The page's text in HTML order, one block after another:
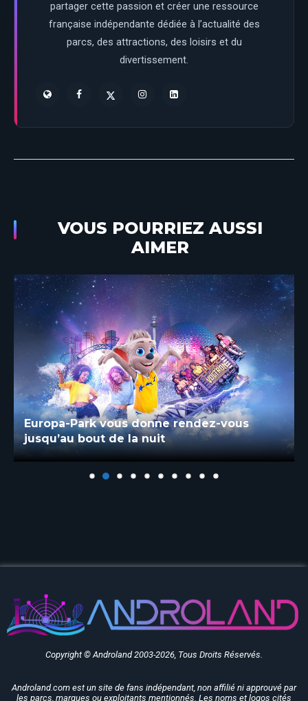
partager cette passion et créer une ressource
française indépendante dédiée à l’actualité des
parcs, des attractions, des loisirs et du
divertissement.
VOUS POURRIEZ AUSSI
AIMER
Europa-Park vous donne rendez-vous
jusqu’au bout de la nuit
Copyright © Androland 2003-2026, Tous Droits Réservés.
Androland.com est un site de fans indépendant, non affilié ni approuvé par
les parcs, marques ou exploitants mentionnés. Les noms et logos cités